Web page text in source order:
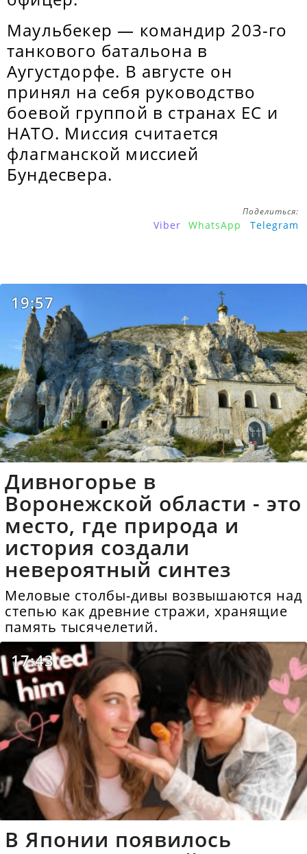
Маульбекер — командир 203-го
танкового батальона в
Аугустдорфе. В августе он
принял на себя руководство
боевой группой в странах ЕС и
НАТО. Миссия считается
флагманской миссией
Бундесвера.
Поделиться:
Viber WhatsApp Telegram
19:57
Дивногорье в
Воронежской области - это
место, где природа и
история создали
невероятный синтез
Меловые столбы-дивы возвышаются над
степью как древние стражи, хранящие
память тысячелетий.
17:43
В Японии появилось